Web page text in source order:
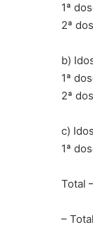
1ª
2ª
b)
1ª
2ª
c)
1ª
Total
–